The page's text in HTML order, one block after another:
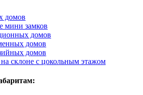
домов
мини замков
домов
домов
домов
склоне с цокольным этажом